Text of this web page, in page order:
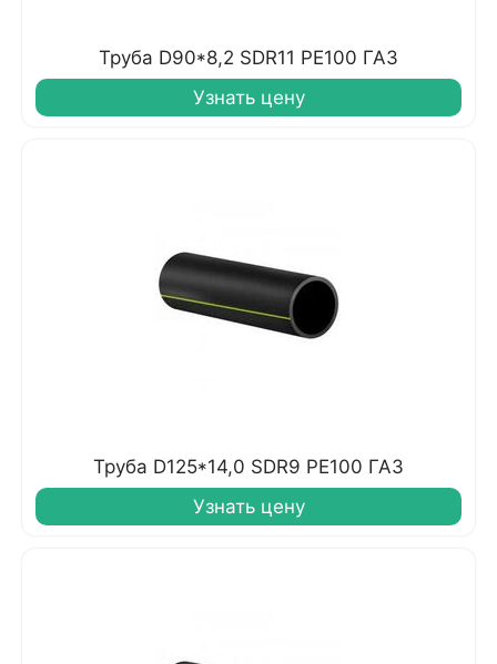
Труба D90*8,2 SDR11 PE100 ГАЗ
Узнать цену
Труба D125*14,0 SDR9 PE100 ГАЗ
Узнать цену